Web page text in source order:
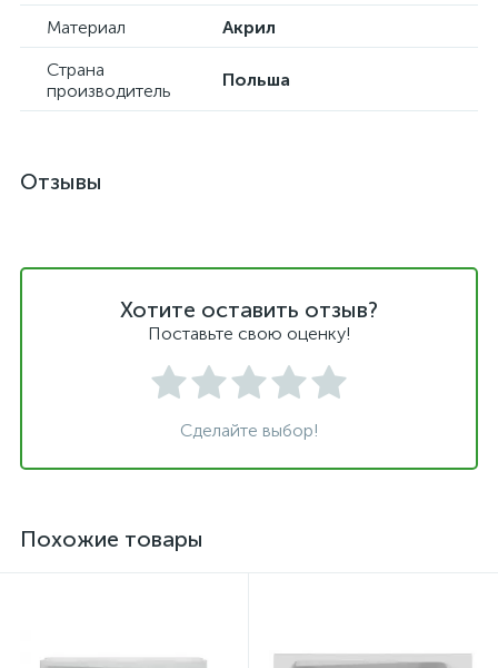
Материал
Акрил
Страна
производитель
Польша
Отзывы
Хотите оставить отзыв?
Поставьте свою оценку!
Сделайте выбор!
Похожие товары